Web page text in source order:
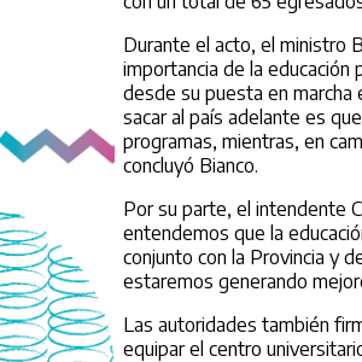
Durante el acto, el ministro
importancia de la educación
desde su puesta en marcha
sacar al país adelante es
programas, mientras, en
concluyó Bianco.
Por su parte, el intendente
entendemos que la
conjunto con la Provincia y
estaremos generando
Las autoridades también
equipar el centro